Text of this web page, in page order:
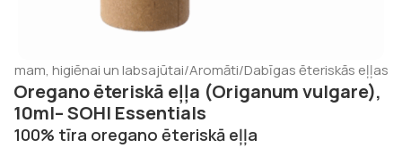
higiēnai un labsajūtai/Aromāti/Dabīgas ēteriskās eļļas
Oregano ēteriskā eļļa (Origanum vulgare),
10ml– SOHI Essentials
100% tīra oregano ēteriskā eļļa